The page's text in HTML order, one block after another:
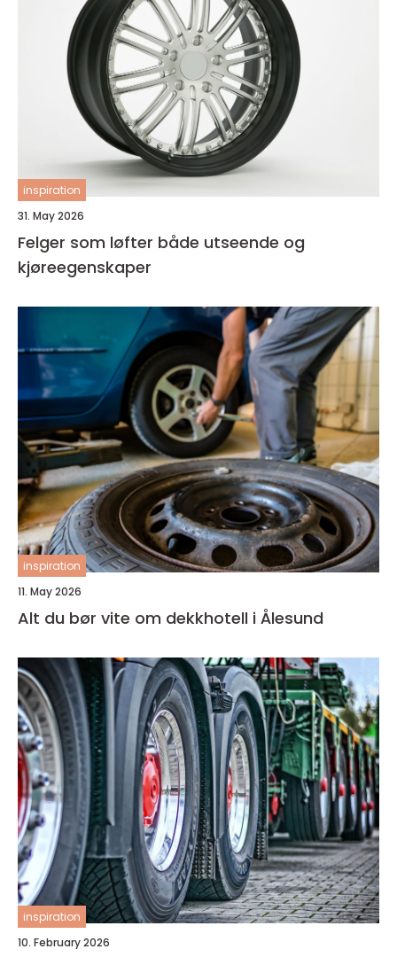
inspiration
31. May 2026
Felger som løfter både utseende og
kjøreegenskaper
inspiration
11. May 2026
Alt du bør vite om dekkhotell i Ålesund
inspiration
10. February 2026